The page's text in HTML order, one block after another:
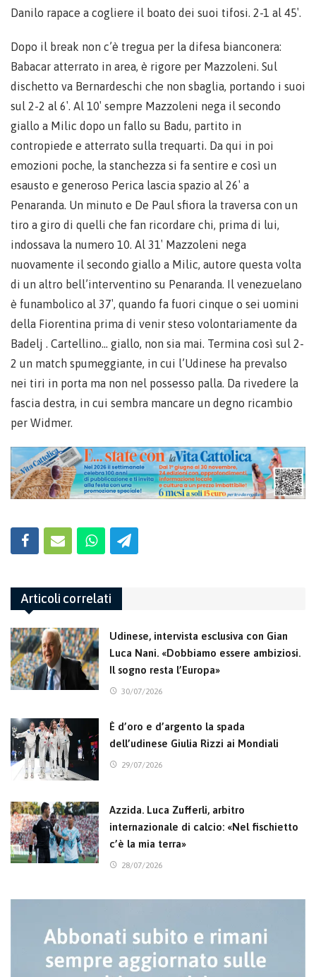
Danilo rapace a cogliere il boato dei suoi tifosi. 2-1 al 45′.
Dopo il break non c’è tregua per la difesa bianconera:
Babacar atterrato in area, è rigore per Mazzoleni. Sul
dischetto va Bernardeschi che non sbaglia, portando i suoi
sul 2-2 al 6′. Al 10′ sempre Mazzoleni nega il secondo
giallo a Milic dopo un fallo su Badu, partito in
contropiede e atterrato sulla trequarti. Da qui in poi
emozioni poche, la stanchezza si fa sentire e così un
esausto e generoso Perica lascia spazio al 26′ a
Penaranda. Un minuto e De Paul sfiora la traversa con un
tiro a giro di quelli che fan ricordare chi, prima di lui,
indossava la numero 10. Al 31′ Mazzoleni nega
nuovamente il secondo giallo a Milic, autore questa volta
di un altro bell’interventino su Penaranda. Il venezuelano
è funambolico al 37′, quando fa fuori cinque o sei uomini
della Fiorentina prima di venir steso volontariamente da
Badelj . Cartellino… giallo, non sia mai. Termina così sul 2-
2 un match spumeggiante, in cui l’Udinese ha prevalso
nei tiri in porta ma non nel possesso palla. Da rivedere la
fascia destra, in cui sembra mancare un degno ricambio
per Widmer.
Articoli correlati
Udinese, intervista esclusiva con Gian
Luca Nani. «Dobbiamo essere ambiziosi.
Il sogno resta l’Europa»
30/07/2026
È d’oro e d’argento la spada
dell’udinese Giulia Rizzi ai Mondiali
29/07/2026
Azzida. Luca Zufferli, arbitro
internazionale di calcio: «Nel fischietto
c’è la mia terra»
28/07/2026